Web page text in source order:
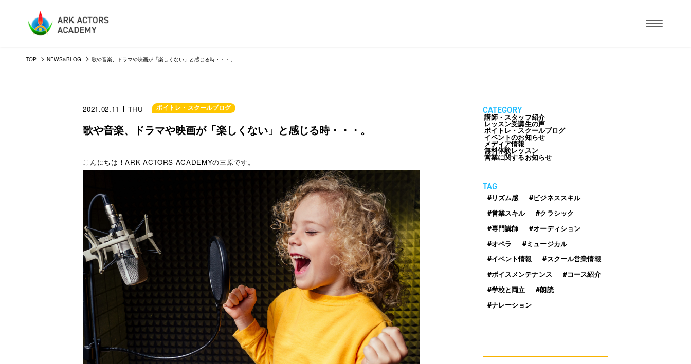
TOP NEWS&BLOG 歌や音楽、ドラマや映画が「楽しくない」と感じる時・・・。
2021.02.11 THU ボイトレ・スクールブログ
歌や音楽、ドラマや映画が「楽しくない」と感じる時・・・。
こんにちは！ARK ACTORS ACADEMYの三原です。
CATEGORY
講師・スタッフ紹介
レッスン受講生の声
ボイトレ・スクールブログ
イベントのお知らせ
メディア情報
無料体験レッスン
営業に関するお知らせ
TAG
#リズム感
#ビジネススキル
#営業スキル
#クラシック
#専門講師
#オーディション
#オペラ
#ミュージカル
#イベント情報
#スクール営業情報
#ボイスメンテナンス
#コース紹介
#学校と両立
#朗読
#ナレーション